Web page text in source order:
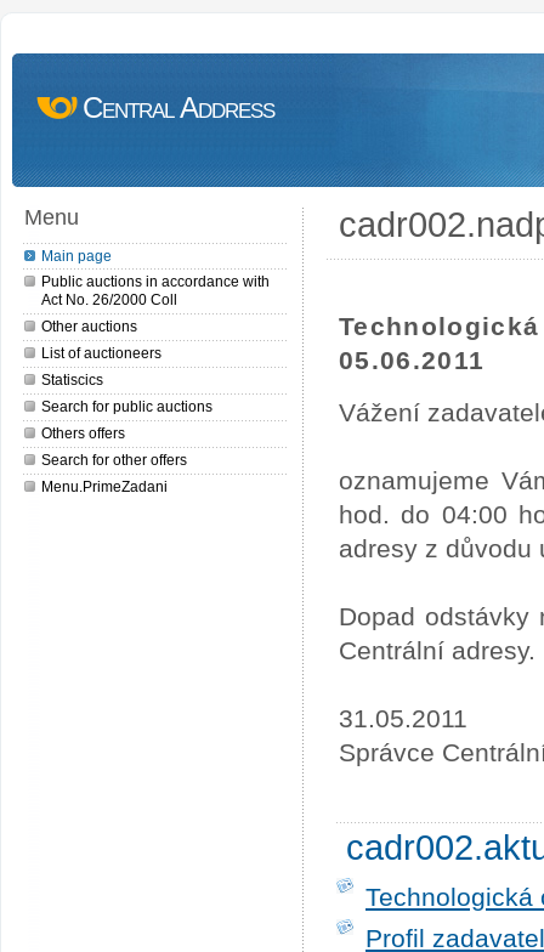
Central Address
Menu
Main page
Public auctions in accordance with
Act No. 26/2000 Coll
Other auctions
List of auctioneers
Statiscics
Search for public auctions
Others offers
Search for other offers
Menu.PrimeZadani
05.06.2011
Vážení
oznamujeme
hod. do 04:00
adresy z důvodu
Dopad odstávky
Centrální adresy.
31.05.2011
Správce
Technologická
Profil